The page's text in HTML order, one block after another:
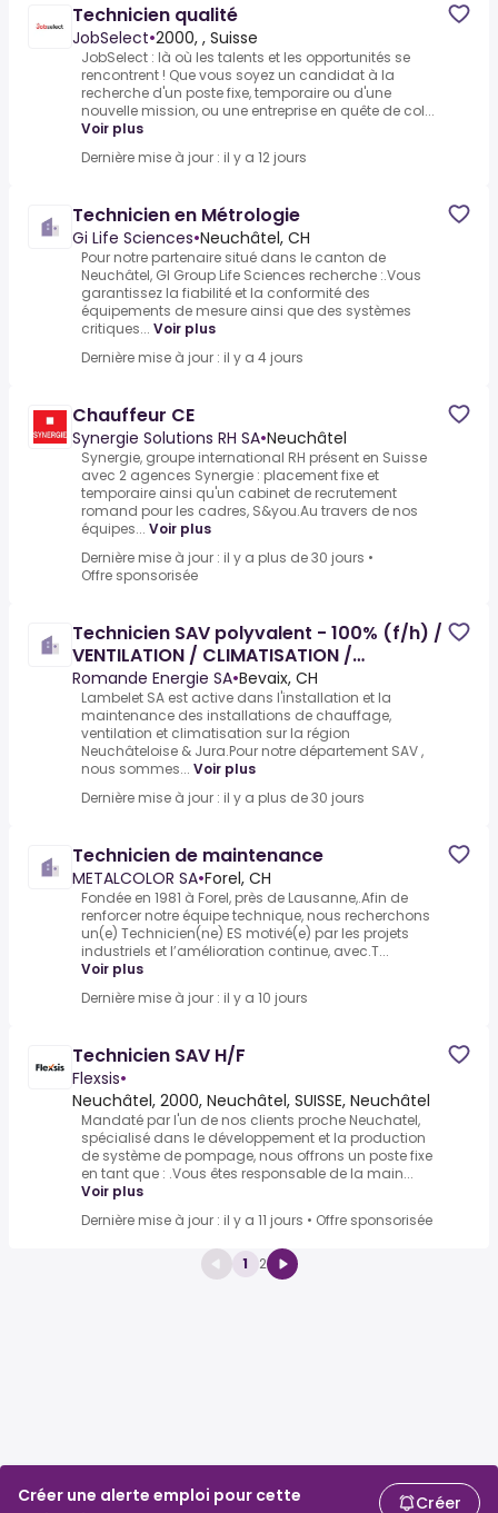
Créer une alerte emploi pour cette
Créer
Technicien qualité
JobSelect•2000, , Suisse
JobSelect : là où les talents et les opportunités se
rencontrent ! Que vous soyez un candidat à la
recherche d'un poste fixe, temporaire ou d'une
nouvelle mission, ou une entreprise en quête de col...
Voir plus
Dernière mise à jour : il y a 12 jours
Technicien en Métrologie
Gi Life Sciences•Neuchâtel, CH
Pour notre partenaire situé dans le canton de
Neuchâtel, GI Group Life Sciences recherche :.Vous
garantissez la fiabilité et la conformité des
équipements de mesure ainsi que des systèmes
critiques... Voir plus
Dernière mise à jour : il y a 4 jours
Chauffeur CE
Synergie Solutions RH SA•Neuchâtel
Synergie, groupe international RH présent en Suisse
avec 2 agences Synergie : placement fixe et
temporaire ainsi qu'un cabinet de recrutement
romand pour les cadres, S&you.Au travers de nos
équipes... Voir plus
Dernière mise à jour : il y a plus de 30 jours •
Offre sponsorisée
Technicien SAV polyvalent - 100% (f/h) /
VENTILATION / CLIMATISATION /
CHAUFFAGE / REGULATION
Romande Energie SA•Bevaix, CH
Lambelet SA est active dans l'installation et la
maintenance des installations de chauffage,
ventilation et climatisation sur la région
Neuchâteloise & Jura.Pour notre département SAV ,
nous sommes... Voir plus
Dernière mise à jour : il y a plus de 30 jours
Technicien de maintenance
METALCOLOR SA•Forel, CH
Fondée en 1981 à Forel, près de Lausanne,.Afin de
renforcer notre équipe technique, nous recherchons
un(e) Technicien(ne) ES motivé(e) par les projets
industriels et l’amélioration continue, avec.T...
Voir plus
Dernière mise à jour : il y a 10 jours
Technicien SAV H/F
Flexsis•
Neuchâtel, 2000, Neuchâtel, SUISSE, Neuchâtel
Mandaté par l'un de nos clients proche Neuchatel,
spécialisé dans le développement et la production
de système de pompage, nous offrons un poste fixe
en tant que : .Vous êtes responsable de la main...
Voir plus
Dernière mise à jour : il y a 11 jours • Offre sponsorisée
1 2